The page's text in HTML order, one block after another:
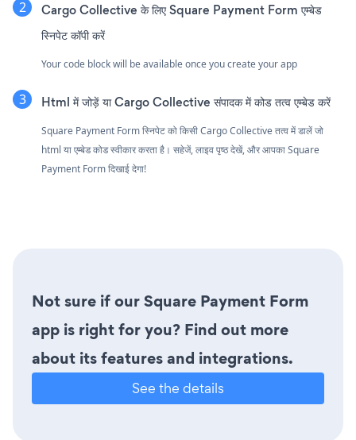
Cargo Collective के लिए Square Payment Form एम्बेड
स्निपेट कॉपी करें
Your code block will be available once you create your app
Html में जोड़ें या Cargo Collective संपादक में कोड तत्व एम्बेड करें
Square Payment Form स्निपेट को किसी Cargo Collective तत्व में डालें जो
html या एम्बेड कोड स्वीकार करता है। सहेजें, लाइव पृष्ठ देखें, और आपका Square
Payment Form दिखाई देगा!
Not sure if our Square Payment Form
app is right for you? Find out more
about its features and integrations.
See the details